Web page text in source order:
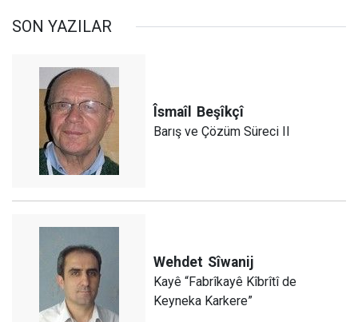
SON YAZILAR
Îsmaîl Beşîkçî
Barış ve Çözüm Süreci II
Wehdet Sîwanij
Kayê “Fabrîkayê Kîbrîtî de
Keyneka Karkere”